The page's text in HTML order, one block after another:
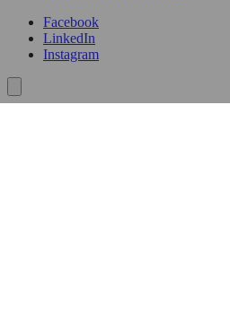
Facebook
LinkedIn
Instagram